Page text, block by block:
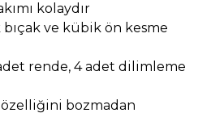
kolaydır
ve kübik ön kesme
rende, 4 adet dilimleme
bozmadan